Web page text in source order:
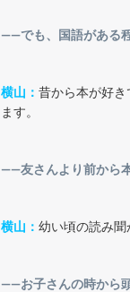
――でも、国語がある
横山： 昔から本が好
ます。
――友さんより前から
横山： 幼い頃の読み聞
――お子さんの時から